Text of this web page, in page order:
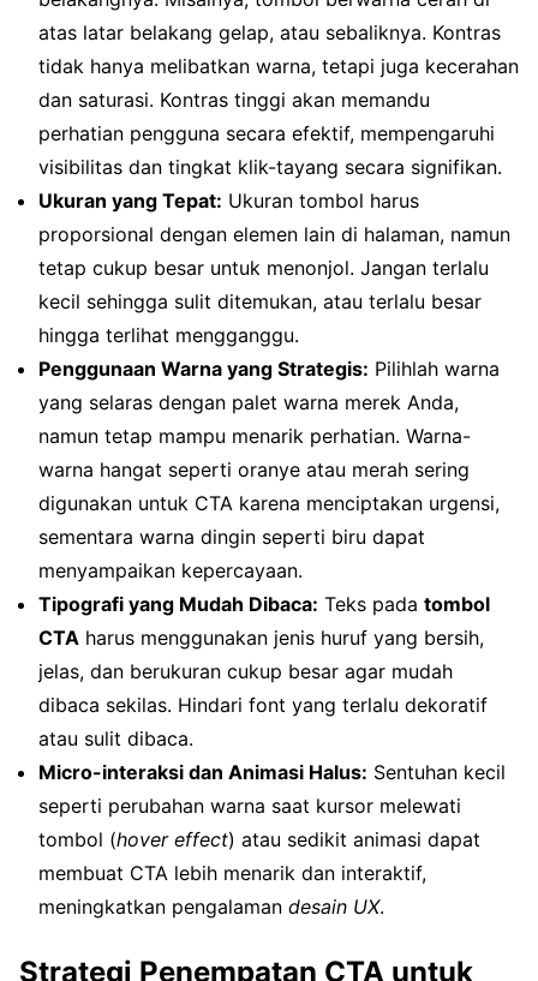
atas latar belakang gelap, atau sebaliknya. Kontras
tidak hanya melibatkan warna, tetapi juga kecerahan
dan saturasi. Kontras tinggi akan memandu
perhatian pengguna secara efektif, mempengaruhi
visibilitas dan tingkat klik-tayang secara signifikan.
Ukuran yang Tepat: Ukuran tombol harus
proporsional dengan elemen lain di halaman, namun
tetap cukup besar untuk menonjol. Jangan terlalu
kecil sehingga sulit ditemukan, atau terlalu besar
hingga terlihat mengganggu.
Penggunaan Warna yang Strategis: Pilihlah warna
yang selaras dengan palet warna merek Anda,
namun tetap mampu menarik perhatian. Warna-
warna hangat seperti oranye atau merah sering
digunakan untuk CTA karena menciptakan urgensi,
sementara warna dingin seperti biru dapat
menyampaikan kepercayaan.
Tipografi yang Mudah Dibaca: Teks pada tombol
CTA harus menggunakan jenis huruf yang bersih,
jelas, dan berukuran cukup besar agar mudah
dibaca sekilas. Hindari font yang terlalu dekoratif
atau sulit dibaca.
Micro-interaksi dan Animasi Halus: Sentuhan kecil
seperti perubahan warna saat kursor melewati
tombol (hover effect) atau sedikit animasi dapat
membuat CTA lebih menarik dan interaktif,
meningkatkan pengalaman desain UX.
Strategi Penempatan CTA untuk